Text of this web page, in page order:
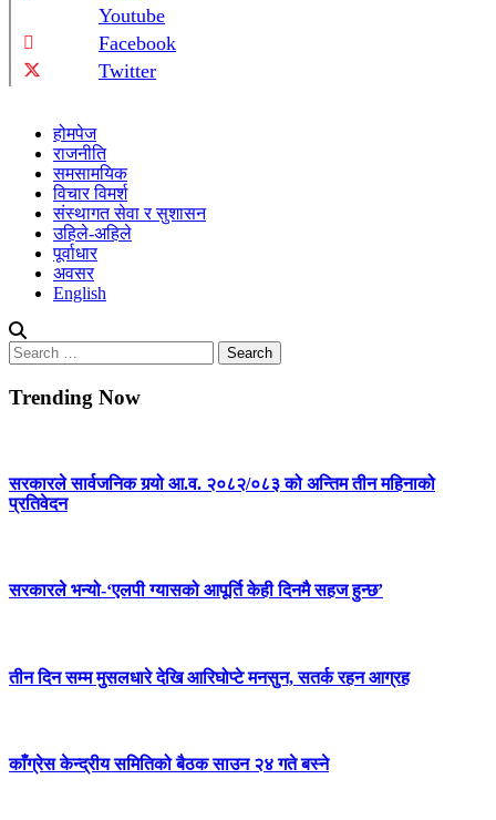
Youtube
Facebook
Twitter
होमपेज
राजनीति
समसामयिक
विचार विमर्श
संस्थागत सेवा र सुशासन
उहिले-अहिले
पूर्वाधार
अवसर
English
Search
for:
Trending Now
सरकारले सार्वजनिक गर्‍यो आ.व. २०८२/०८३ को अन्तिम तीन महिनाको
प्रतिवेदन
सरकारले भन्यो-‘एलपी ग्यासको आपूर्ति केही दिनमै सहज हुन्छ’
तीन दिन सम्म मुसलधारे देखि आरिघोप्टे मनसुन, सतर्क रहन आग्रह
काँग्रेस केन्द्रीय समितिको बैठक साउन २४ गते बस्ने